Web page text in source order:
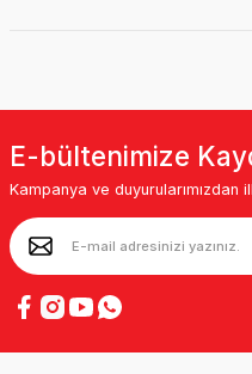
E-bültenimize
Kampanya ve duyurularımızdan